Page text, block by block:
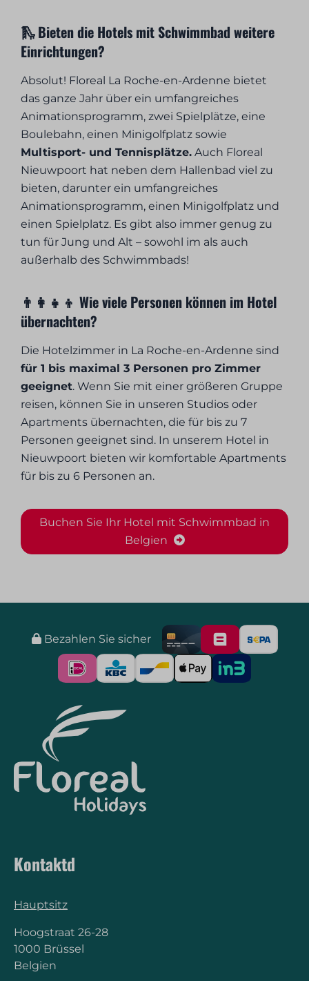
🛝 Bieten die Hotels mit Schwimmbad weitere
Einrichtungen?
Absolut! Floreal La Roche-en-Ardenne bietet
das ganze Jahr über ein umfangreiches
Animationsprogramm, zwei Spielplätze, eine
Boulebahn, einen Minigolfplatz sowie
Multisport- und Tennisplätze. Auch Floreal
Nieuwpoort hat neben dem Hallenbad viel zu
bieten, darunter ein umfangreiches
Animationsprogramm, einen Minigolfplatz und
einen Spielplatz. Es gibt also immer genug zu
tun für Jung und Alt – sowohl im als auch
außerhalb des Schwimmbads!
👨‍👩‍👧‍👦 Wie viele Personen können im Hotel
übernachten?
Die Hotelzimmer in La Roche-en-Ardenne sind
für 1 bis maximal 3 Personen pro Zimmer
geeignet. Wenn Sie mit einer größeren Gruppe
reisen, können Sie in unseren Studios oder
Apartments übernachten, die für bis zu 7
Personen geeignet sind. In unserem Hotel in
Nieuwpoort bieten wir komfortable Apartments
für bis zu 6 Personen an.
Buchen Sie Ihr Hotel mit Schwimmbad in
Belgien
Bezahlen Sie sicher
Kontaktd
Hauptsitz
Hoogstraat 26-28
1000 Brüssel
Belgien